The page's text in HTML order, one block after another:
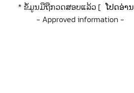
* ຂໍ້ມູນມືຖືກວດສອບແລ້ວ [ ໂປດອ່ານ
- Approved information -